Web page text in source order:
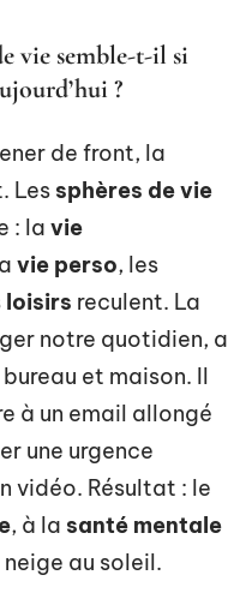
vie semble-t-il si
?
de front, la
Les sphères de vie
: la vie
vie perso, les
loisirs reculent. La
notre quotidien, a
et maison. Il
à un email allongé
une urgence
vidéo. Résultat : le
, à la santé mentale
au soleil.